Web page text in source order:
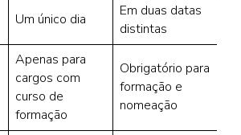
Um único dia
Em duas datas
distintas
Apenas para
cargos com
curso de
formação
Obrigatório para
formação e
nomeação